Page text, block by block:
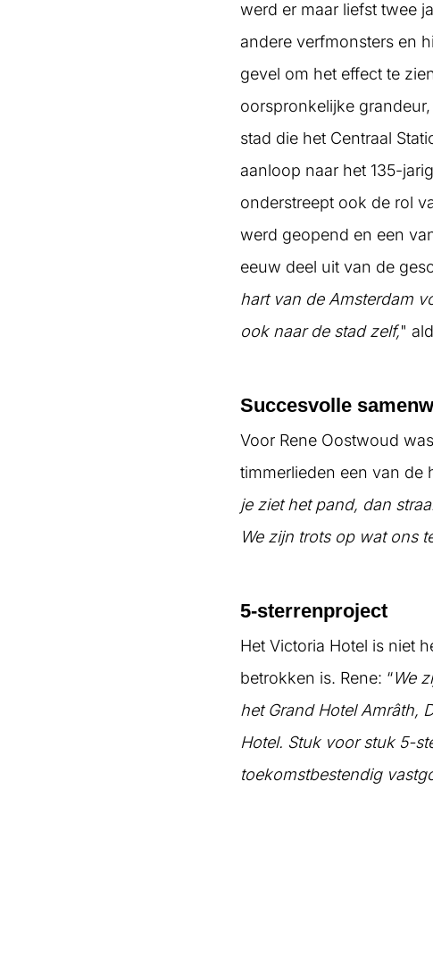
werd er maar liefst twee
andere verfmonsters en
gevel om het effect te
oorspronkelijke
stad die het Centraal
aanloop naar het 135-
onderstreept ook de rol
werd geopend en een
eeuw deel uit van de
hart van de Amsterdam
ook naar de stad zelf,"
Succesvolle
Voor Rene Oostwoud
timmerlieden een van de
je ziet het pand, dan
We zijn trots op wat ons
5-sterrenproject
Het Victoria Hotel is niet
betrokken is. Rene: “We
het Grand Hotel Amrâth,
Hotel. Stuk voor stuk 5-
toekomstbestendig